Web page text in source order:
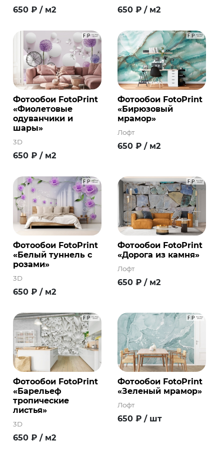
650 ₽ / м2 650 ₽ / м2
Фотообои FotoPrint
«Фиолетовые
одуванчики и
шары»
3D
650 ₽ / м2
Фотообои FotoPrint
«Бирюзовый
мрамор»
Лофт
650 ₽ / м2
Фотообои FotoPrint
«Белый туннель с
розами»
3D
650 ₽ / м2
Фотообои FotoPrint
«Дорога из камня»
Лофт
650 ₽ / м2
Фотообои FotoPrint
«Барельеф
тропические
листья»
3D
650 ₽ / м2
Фотообои FotoPrint
«Зеленый мрамор»
Лофт
650 ₽ / шт